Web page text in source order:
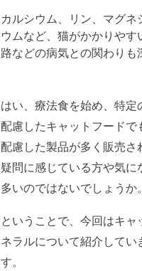
カルシウム、リン、マグネ
ウムなど、猫がかかりやす
路などの病気との関わりも
はい、療法食を始め、特定
配慮したキャットフードで
配慮した製品が多く販売さ
疑問に感じている方や気に
多いのではないでしょうか。
ということで、今回はキャ
ネラルについて紹介してい
す。